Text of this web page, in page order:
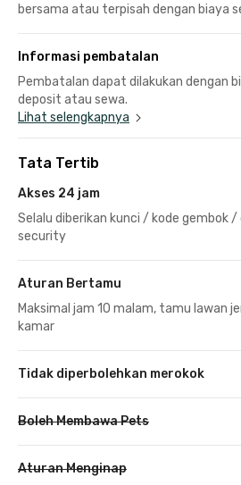
bersama atau terpisah dengan biaya
Informasi pembatalan
Pembatalan dapat dilakukan dengan
deposit atau sewa.
Lihat selengkapnya
Tata Tertib
Akses 24 jam
Selalu diberikan kunci / kode gembok /
security
Aturan Bertamu
Maksimal jam 10 malam, tamu lawan
kamar
Tidak diperbolehkan merokok
Boleh Membawa Pets
Aturan Menginap